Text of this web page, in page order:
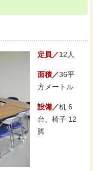
定員／12人
面積／36平
方メートル
設備／机 6
台、椅子 12
脚